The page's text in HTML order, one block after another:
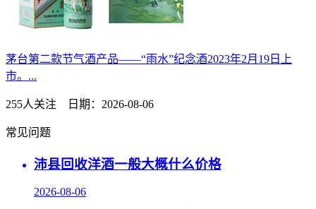
茅台第二款节气酒产品——“雨水”纪念酒2023年2月19日上
市。...
255人关注 日期：2026-08-06
常见问题
沛县回收洋酒一般大概什么价格
2026-08-06